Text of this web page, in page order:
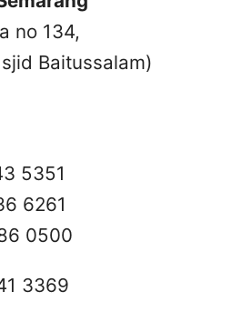
no 134,
Baitussalam)
5351
6261
0500
3369